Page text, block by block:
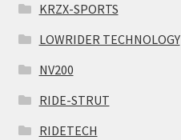
KRZX-SPORTS
LOWRIDER TECHNOLOGY
NV200
RIDE-STRUT
RIDETECH